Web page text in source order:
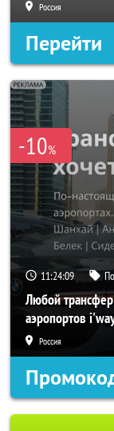
Россия
Перейти
-10%
11:24:06
Любой трансфер
аэропортов
Россия